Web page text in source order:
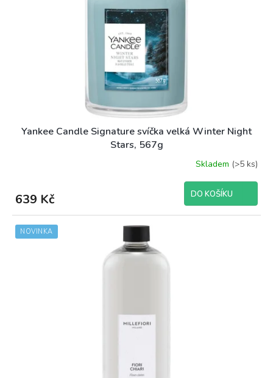
Yankee Candle Signature svíčka velká Winter Night
Stars, 567g
Skladem (>5 ks)
639 Kč DO KOŠÍKU
NOVINKA